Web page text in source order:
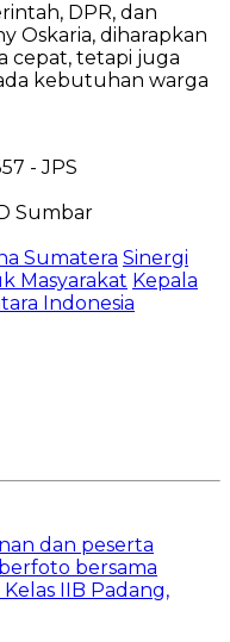
DPR, dan
Oskaria, diharapkan
cepat, tetapi juga
kebutuhan warga
Sumatera Sinergi
Masyarakat Kepala
Indonesia